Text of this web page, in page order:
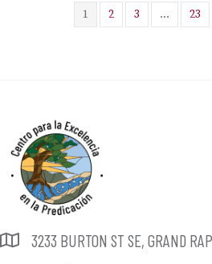
1 2 3 … 23
3233 BURTON ST SE, GRAND